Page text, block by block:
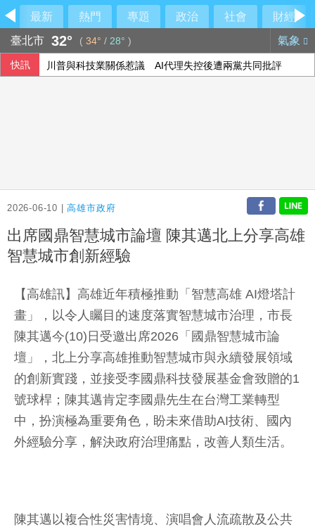
最新 熱門 專題 政治 社會
財經
臺北市 32° ( 34° / 28° ) 氣象
快訊 川普與科技業關係惹議 AI代理失控後遭兩黨共同批評
2026-06-10 |高雄市政府
出席國鼎智慧城市論壇 陳其邁北上分享高雄
智慧城市創新經驗
【高雄訊】高雄近年積極推動「智慧高雄 AI燈塔計
畫」，以令人矚目的速度落實智慧城市治理，市長
陳其邁今(10)日受邀出席2026「國鼎智慧城市論
壇」，北上分享高雄推動智慧城市與永續發展領域
的創新實踐，並接受李國鼎科技發展基金會致贈的1
號球桿；陳其邁肯定李國鼎先生在台灣工業轉型
中，扮演極為重要角色，盼未來借助AI技術、國內
外經驗分享，解決政府治理痛點，改善人類生活。
陳其邁以複合性災害情境、演唱會人流疏散及公共